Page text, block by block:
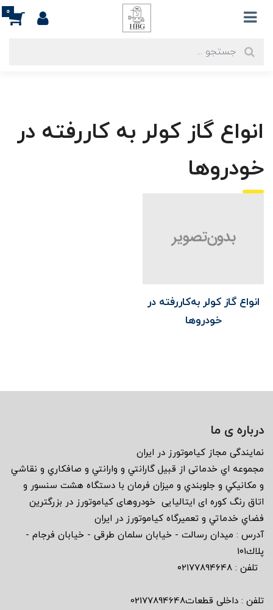
0
انواع گاز کولر به کاررفته در
خودروها
انواع گاز کولر به‌کاررفته در
خودروها
درباره ی ما
نمايندگى مجاز كياموتورز در ايران
مجموعه اي خدماتى از قبيل گارانتي و وارانتي و صافكاري و نقاشي
و مكانيكي و جلوبندي و ميزان فرمان با دستگاه هشت سنسور و
اتاق رنگ كوره اى ايتاليايى خودروهاى كياموتورز در بزرگترين
فضاي خدماتي و تعميرگاه كياموتورز در ايران
آدرس : ميدان رسالت - خيابان سلمان طرقى - خيابان فرجام -
پلاك١٠١
تلفن : ٠٢١٧٧٨٩٤٦٤٨
تلفن : داخلی قطعات02177894648